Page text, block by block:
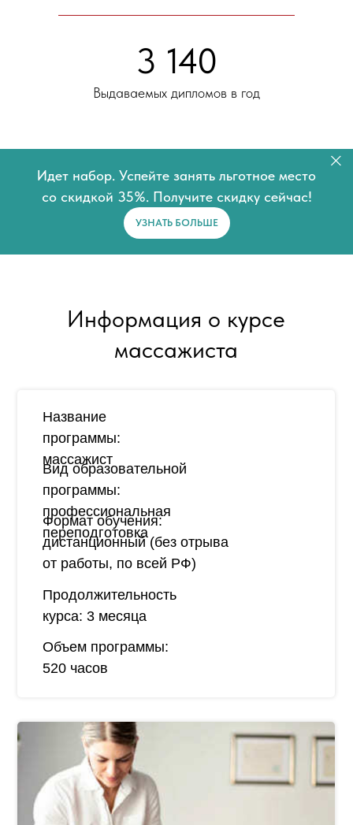
3 140
Выдаваемых дипломов в год
Идет набор. Успейте занять льготное место
со скидкой 35%. Получите скидку сейчас!
УЗНАТЬ БОЛЬШЕ
Информация о курсе
массажиста
Название
программы:
массажист
Вид образовательной
программы:
профессиональная
переподготовка
Формат обучения:
дистанционный (без отрыва
от работы, по всей РФ)
Продолжительность
курса: 3 месяца
Объем программы:
520 часов